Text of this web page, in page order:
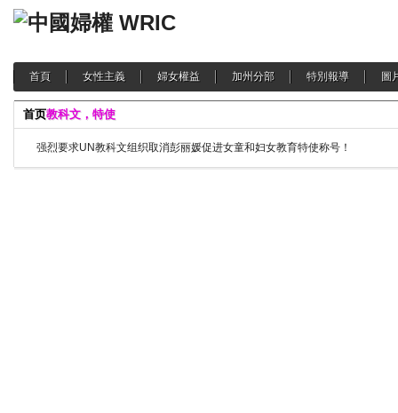
首頁 女性主義 婦女權益 加州分部 特別報導 圖
首页教科文，特使
强烈要求UN教科文组织取消彭丽媛促进女童和妇女教育特使称号！